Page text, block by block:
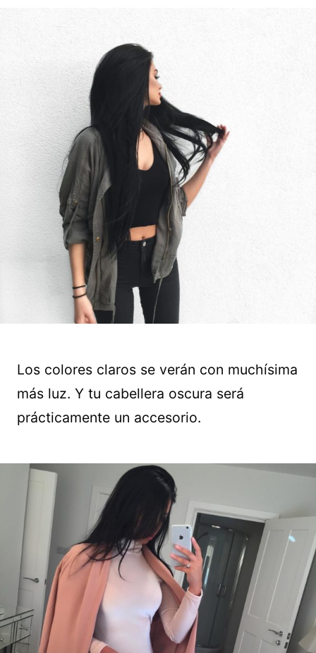
Los colores claros se verán con muchísima
más luz. Y tu cabellera oscura será
prácticamente un accesorio.